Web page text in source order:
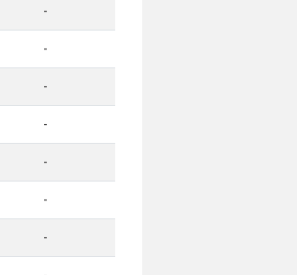
-
-
-
-
-
-
-